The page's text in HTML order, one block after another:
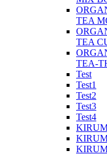
TEA
TEA
TEA-
Test
Test1
Test2
Test3
Test4
KIRUM